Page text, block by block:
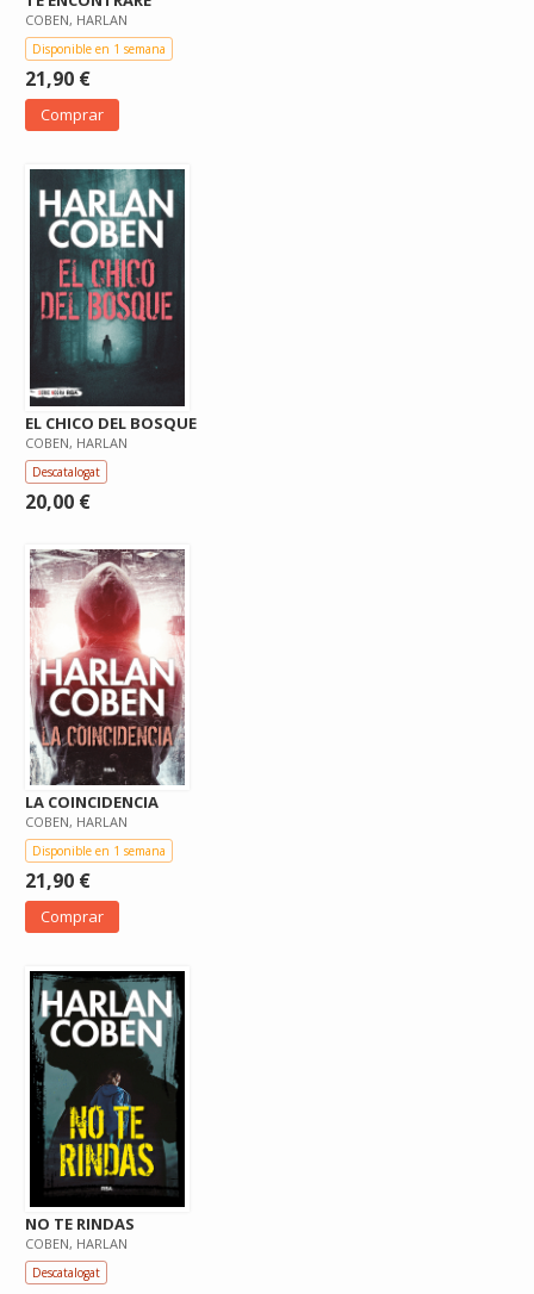
COBEN, HARLAN
Disponible en 1 semana
21,90 €
Comprar
EL CHICO DEL BOSQUE
COBEN, HARLAN
Descatalogat
20,00 €
LA COINCIDENCIA
COBEN, HARLAN
Disponible en 1 semana
21,90 €
Comprar
NO TE RINDAS
COBEN, HARLAN
Descatalogat